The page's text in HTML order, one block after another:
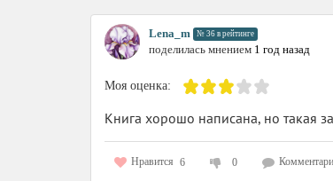
Lena_m № 36 в рейтинге
поделилась мнением 1 год назад
Моя оценка:
Книга хорошо написана, но такая
Нравится 6 0